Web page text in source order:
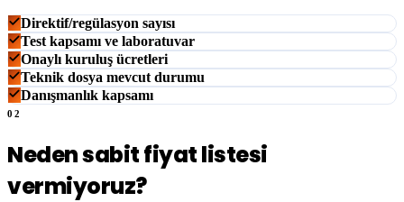
Direktif/regülasyon sayısı
Test kapsamı ve laboratuvar
Onaylı kuruluş ücretleri
Teknik dosya mevcut durumu
Danışmanlık kapsamı
02
Neden sabit fiyat listesi
vermiyoruz?